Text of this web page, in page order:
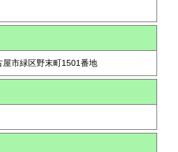
市緑区野末町1501番地